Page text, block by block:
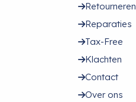
Retourneren
Reparaties
Tax-Free
Klachten
Contact
Over ons